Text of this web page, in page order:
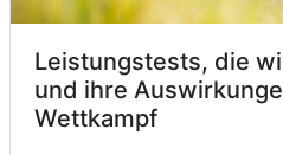
Leistungstests, die
und ihre
Wettkampf